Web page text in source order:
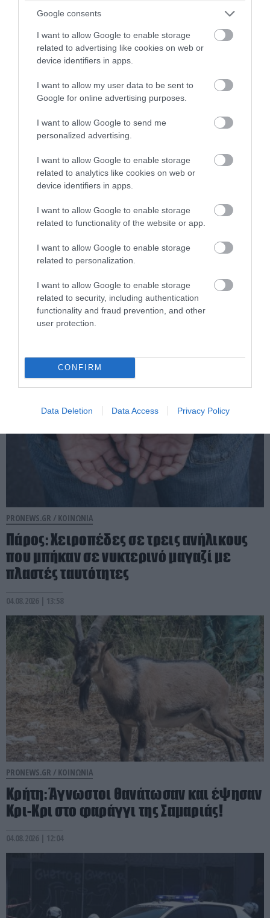
Google consents
I want to allow Google to enable storage
related to advertising like cookies on web or
device identifiers in apps.
I want to allow my user data to be sent to
Google for online advertising purposes.
I want to allow Google to send me
personalized advertising.
I want to allow Google to enable storage
related to analytics like cookies on web or
device identifiers in apps.
I want to allow Google to enable storage
related to functionality of the website or app.
I want to allow Google to enable storage
related to personalization.
I want to allow Google to enable storage
related to security, including authentication
functionality and fraud prevention, and other
user protection.
CONFIRM
Data Deletion Data Access Privacy Policy
«Σπάει» την σιωπή της η θεία της
Αμερικανίδας συζύγου του 26χρονου
Αφγανού δολοφόνου
PRONEWS.GR /ΚΟΙΝΩΝΙΑ
Ελεύθερος ο αδερφός αντιδημάρχου
Μάνδρας που έσπασε το μπλόκο της ΕΛΑΣ
στο σημείο της συντριβής του
ελικοπτέρου
PRONEWS.GR / ΚΟΙΝΩΝΙΑ
Πάρος: Χειροπέδες σε τρεις ανήλικους
που μπήκαν σε νυκτερινό μαγαζί με
πλαστές ταυτότητες
04.08.2026 | 13:58
PRONEWS.GR / ΚΟΙΝΩΝΙΑ
Κρήτη: Άγνωστοι θανάτωσαν και έψησαν
Κρι-Κρι στο φαράγγι της Σαμαριάς!
04.08.2026 | 12:04